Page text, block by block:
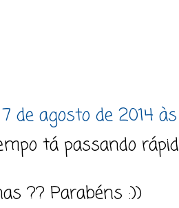
7 de agosto de 2014
tá passando
?? Parabéns :))